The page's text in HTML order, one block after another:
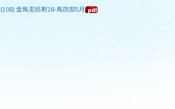
(108) 金馬澎巡射28-馬防部5月